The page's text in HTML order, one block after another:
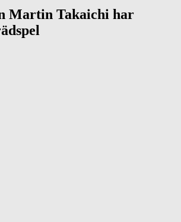
Martin Takaichi har